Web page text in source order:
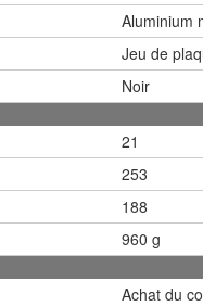
Aluminium
Jeu de
Noir
21
253
188
960 g
Achat du